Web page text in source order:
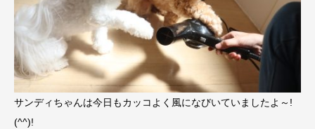
サンディちゃんは今日もカッコよく風になびいていましたよ～!
(^^)!